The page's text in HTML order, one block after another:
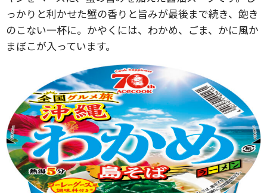
っかりと利かせた蟹の香りと旨みが最後まで続き、飽き
のこない一杯に。かやくには、わかめ、ごま、かに風か
まぼこが入っています。